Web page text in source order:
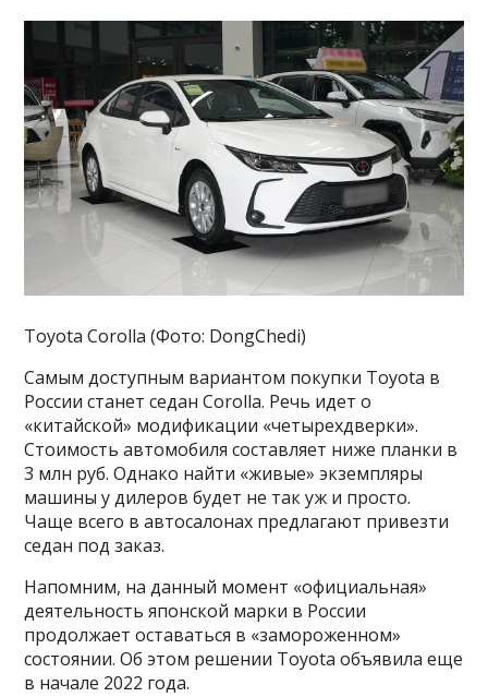
Toyota Corolla (Фото: DongChedi)
Самым доступным вариантом покупки Toyota в
России станет седан Corolla. Речь идет о
«китайской» модификации «четырехдверки».
Стоимость автомобиля составляет ниже планки в
3 млн руб. Однако найти «живые» экземпляры
машины у дилеров будет не так уж и просто.
Чаще всего в автосалонах предлагают привезти
седан под заказ.
Напомним, на данный момент «официальная»
деятельность японской марки в России
продолжает оставаться в «замороженном»
состоянии. Об этом решении Toyota объявила еще
в начале 2022 года.